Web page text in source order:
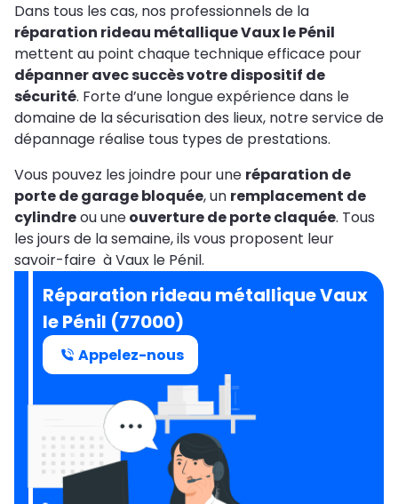
Dans tous les cas, nos professionnels de la
réparation rideau métallique Vaux le Pénil
mettent au point chaque technique efficace pour
dépanner avec succès votre dispositif de
sécurité. Forte d’une longue expérience dans le
domaine de la sécurisation des lieux, notre service de
dépannage réalise tous types de prestations.
Vous pouvez les joindre pour une réparation de
porte de garage bloquée, un remplacement de
cylindreou uneouverture de porte claquée. Tous
les jours de la semaine, ils vous proposent leur
savoir-faire à Vaux le Pénil.
Réparation rideau métallique Vaux
le Pénil (77000)
Appelez-nous